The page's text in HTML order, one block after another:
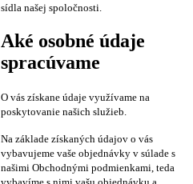
sídla našej spoločnosti.
Aké osobné údaje
spracúvame
O vás získane údaje využívame na
poskytovanie našich služieb.
Na základe získaných údajov o vás
vybavujeme vaše objednávky v súlade s
našimi Obchodnými podmienkami, teda
vybavíme s nimi vašu objednávku a